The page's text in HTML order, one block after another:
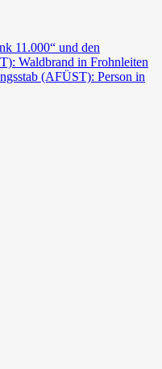
11.000“ und den
Waldbrand in Frohnleiten
(AFÜST): Person in